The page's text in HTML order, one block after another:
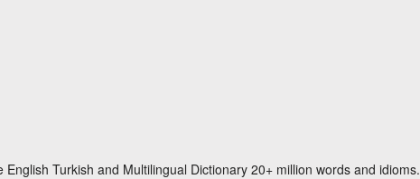
English Turkish and Multilingual Dictionary 20+ million words and idioms.